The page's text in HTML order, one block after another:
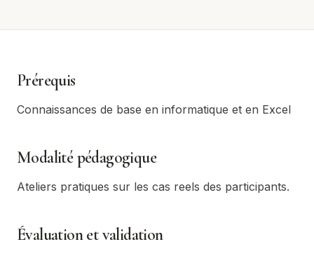
Prérequis
Connaissances de base en informatique et en Excel
Modalité pédagogique
Ateliers pratiques sur les cas reels des participants.
Évaluation et validation